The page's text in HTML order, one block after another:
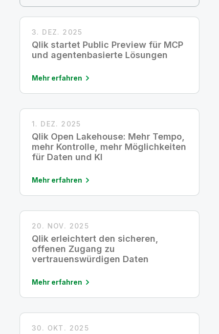
Onboarding
Presse
Weltweite Niederlassungen
Qlik
Talend
3. DEZ. 2025
Qlik startet Public Preview für MCP
und agentenbasierte Lösungen
Mehr erfahren
1. DEZ. 2025
Qlik Open Lakehouse: Mehr Tempo,
mehr Kontrolle, mehr Möglichkeiten
für Daten und KI
Mehr erfahren
20. NOV. 2025
Qlik erleichtert den sicheren,
offenen Zugang zu
vertrauenswürdigen Daten
Mehr erfahren
30. OKT. 2025